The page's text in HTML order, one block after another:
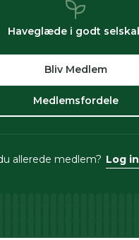
Haveglæde i godt
Bliv Medlem
Medlemsfordele
allerede medlem? Log